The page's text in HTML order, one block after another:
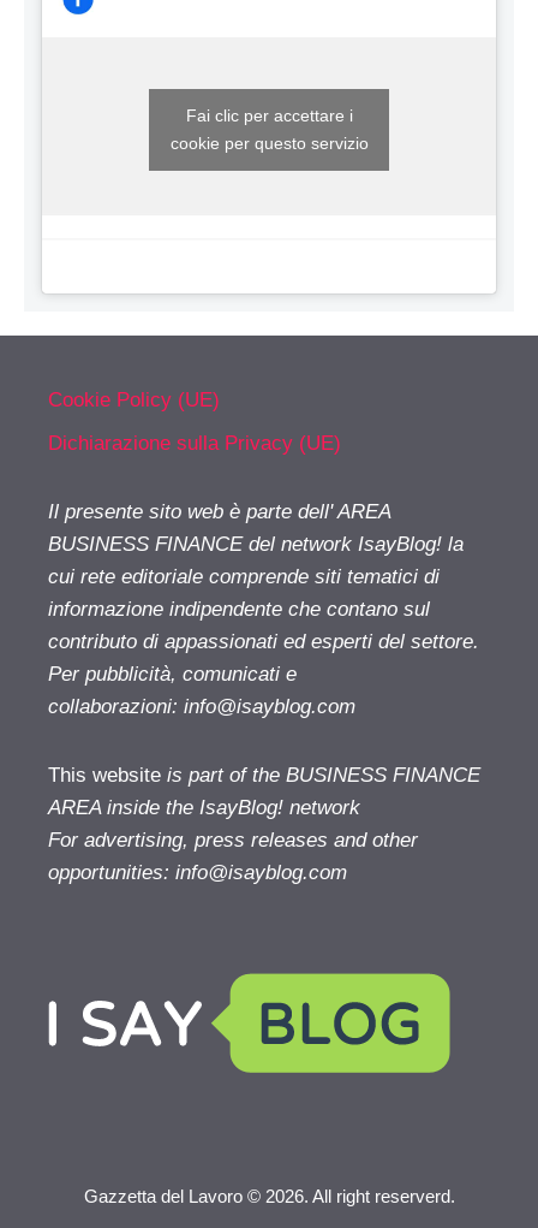
Fai clic per accettare i
cookie per questo servizio
Cookie Policy (UE)
Dichiarazione sulla Privacy (UE)
Il presente sito web è parte dell' AREA
BUSINESS FINANCE del network IsayBlog! la
cui rete editoriale comprende siti tematici di
informazione indipendente che contano sul
contributo di appassionati ed esperti del settore.
Per pubblicità, comunicati e
collaborazioni: info@isayblog.com
This website is part of the BUSINESS FINANCE
AREA inside the IsayBlog! network
For advertising, press releases and other
opportunities: info@isayblog.com
Gazzetta del Lavoro © 2026. All right reserverd.